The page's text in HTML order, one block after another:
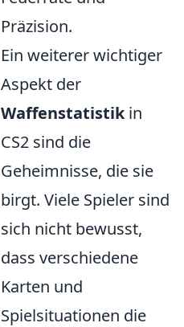
Präzision.
Ein weiterer wichtiger
Aspekt der
Waffenstatistikin
CS2 sind die
Geheimnisse, die sie
birgt. Viele Spieler sind
sich nicht bewusst,
dass verschiedene
Karten und
Spielsituationen die